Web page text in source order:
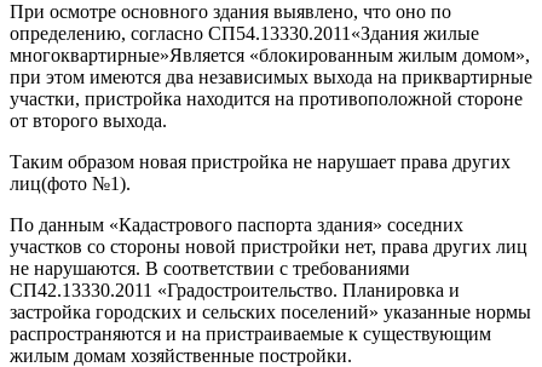
При осмотре основного здания выявлено, что оно по
определению, согласно СП54.13330.2011«Здания жилые
многоквартирные»Является «блокированным жилым домом»,
при этом имеются два независимых выхода на приквартирные
участки, пристройка находится на противоположной стороне
от второго выхода.
Таким образом новая пристройка не нарушает права других
лиц(фото №1).
По данным «Кадастрового паспорта здания» соседних
участков со стороны новой пристройки нет, права других лиц
не нарушаются. В соответствии с требованиями
СП42.13330.2011 «Градостроительство. Планировка и
застройка городских и сельских поселений» указанные нормы
распространяются и на пристраиваемые к существующим
жилым домам хозяйственные постройки.